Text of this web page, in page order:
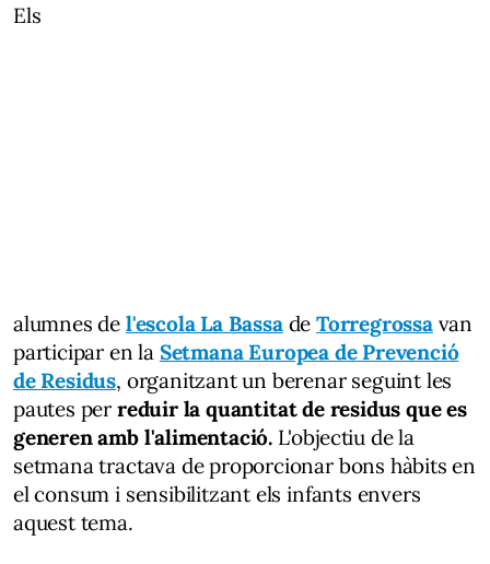
Els
alumnes de l'escola La Bassade Torregrossavan
participar en la Setmana Europea de Prevenció
de Residus, organitzant un berenar seguint les
pautes per reduir la quantitat de residus que es
generen amb l'alimentació. L'objectiu de la
setmana tractava de proporcionar bons hàbits en
el consum i sensibilitzant els infants envers
aquest tema.